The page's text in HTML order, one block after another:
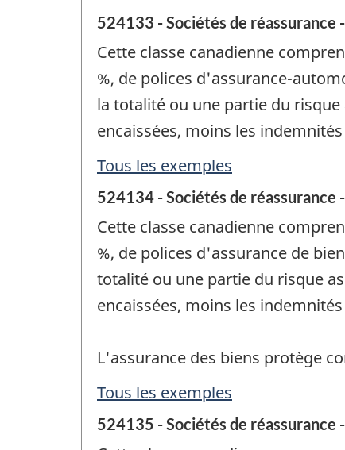
524133 - Sociétés de réassurance
Cette classe canadienne
%, de polices d'assurance-
la totalité ou une partie du
encaissées, moins les
Tous les exemples
524134 - Sociétés de réassurance
Cette classe canadienne
%, de polices d'assurance de
totalité ou une partie du risque
encaissées, moins les
L'assurance des biens protège
Tous les exemples
524135 - Sociétés de réassurance